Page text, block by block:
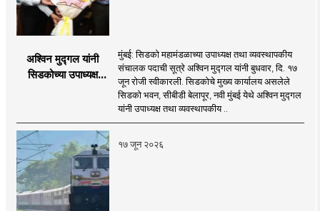
अश्विन मुद्गल यांनी
सिडकोच्या उपाध्यक्ष
करण्यास प्राधान्य देणार :
अश्विन मुद्गल
मुंबई: सिडको महामंडळाच्या उपाध्यक्ष तथा व्यवस्थापकीय
संचालक पदाची सूत्रे अश्विन मुद्गल यांनी बुधवार, दि. १७
जून रोजी स्वीकारली. सिडकोचे मुख्य कार्यालय असलेले
सिडको भवन, सीबीडी बेलापूर, नवी मुंबई येथे अश्विन मुद्गल
यांनी उपाध्यक्ष तथा व्यवस्थापकीय ..
१७ जून २०२६